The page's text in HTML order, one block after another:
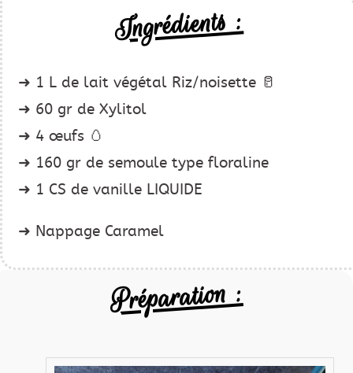
Ingrédients :
1 L de lait végétal Riz/noisette 🥛
60 gr de Xylitol
4 œufs 🥚
160 gr de semoule type floraline
1 CS de vanille LIQUIDE
Nappage Caramel
Préparation :